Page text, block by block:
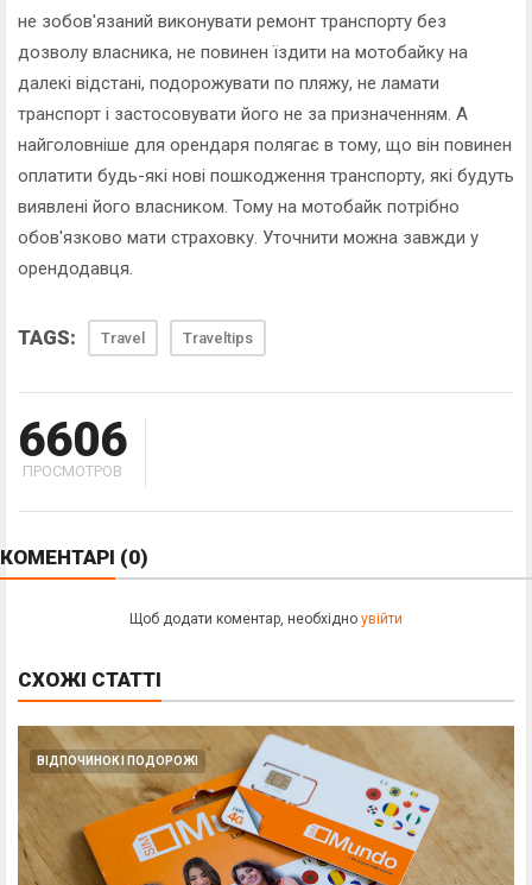
не зобов'язаний виконувати ремонт транспорту без
дозволу власника, не повинен їздити на мотобайку на
далекі відстані, подорожувати по пляжу, не ламати
транспорт і застосовувати його не за призначенням. А
найголовніше для орендаря полягає в тому, що він повинен
оплатити будь-які нові пошкодження транспорту, які будуть
виявлені його власником. Тому на мотобайк потрібно
обов'язково мати страховку. Уточнити можна завжди у
орендодавця.
TAGS: Travel Traveltips
6606
ПРОСМОТРОВ
КОМЕНТАРІ (0)
Щоб додати коментар, необхідно увійти
СХОЖІ СТАТТІ
ВІДПОЧИНОК І ПОДОРОЖІ